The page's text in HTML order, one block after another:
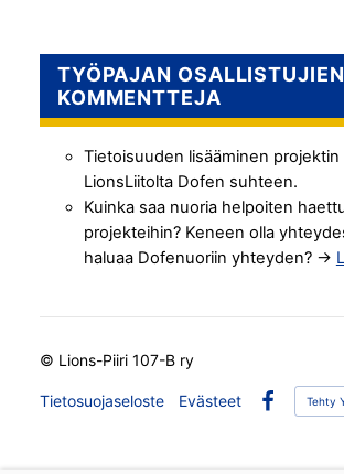
TYÖPAJAN
KOMMENTTEJA
Tietoisuuden lisääminen
LionsLiitolta Dofen suhteen.
Kuinka saa nuoria helpoiten
projekteihin? Keneen olla
haluaa Dofenuoriin yhteyden? ->
© Lions-Piiri 107-B ry
Tietosuojaseloste
Evästeet
Facebook
Tehty